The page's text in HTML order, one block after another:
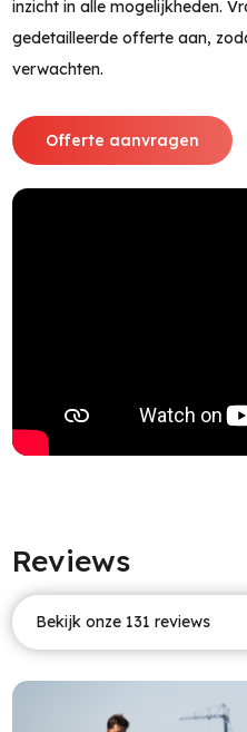
inzicht in alle mogelijkheden.
gedetailleerde offerte aan,
verwachten.
Offerte aanvragen
Reviews
Bekijk onze 131 reviews